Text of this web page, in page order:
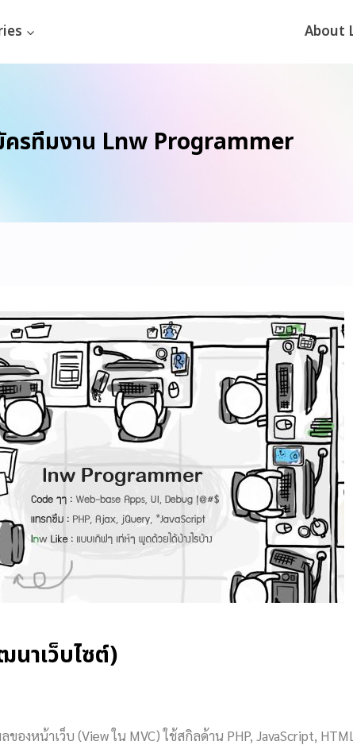
About
รทีมงาน Lnw Programmer
าเว็บไซต์)
หน้าเว็บ (View ใน MVC) ใช้สกิลด้าน PHP, JavaScript,